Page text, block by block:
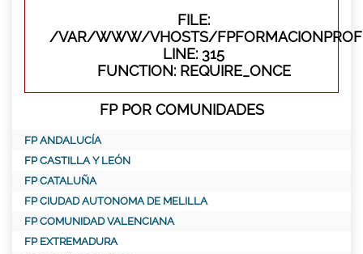
FILE:
/VAR/WWW/VHOSTS/
LINE: 315
FUNCTION: REQUIRE_ONCE
FP POR COMUNIDADES
FP ANDALUCÍA
FP CASTILLA Y LEÓN
FP CATALUÑA
FP CIUDAD AUTONOMA DE MELILLA
FP COMUNIDAD VALENCIANA
FP EXTREMADURA